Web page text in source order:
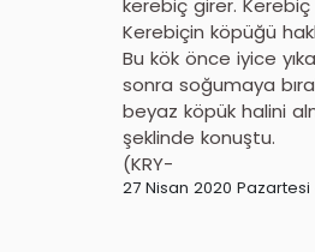
kerebiç girer.
Kerebiçin köpüğü
Bu kök önce iyice
sonra soğumaya
beyaz köpük halini
şeklinde konuştu.
(KRY-
27 Nisan 2020 Pazartesi